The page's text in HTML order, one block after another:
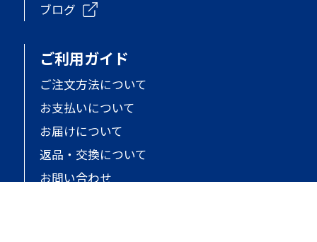
ブログ
ご利用ガイド
ご注文方法について
お支払いについて
お届けについて
返品・交換について
お問い合わせ